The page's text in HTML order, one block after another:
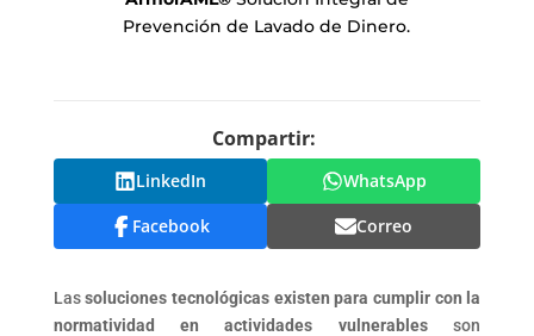
Prevención de Lavado de Dinero.
Compartir:
LinkedIn
WhatsApp
Facebook
Correo
Lassoluciones tecnológicas existen para cumplir con la
normatividad en actividades vulnerablesson